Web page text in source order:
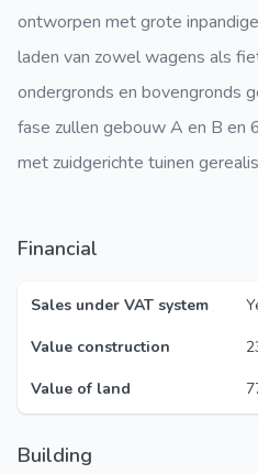
ontworpen met grote
laden van zowel wagens als
ondergronds en bovengronds
fase zullen gebouw A en B en
met zuidgerichte tuinen
Financial
Sales under VAT system
Value construction
Value of land
Building